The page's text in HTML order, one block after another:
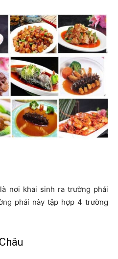
nơi khai sinh ra trường phái
phái này tập hợp 4 trường